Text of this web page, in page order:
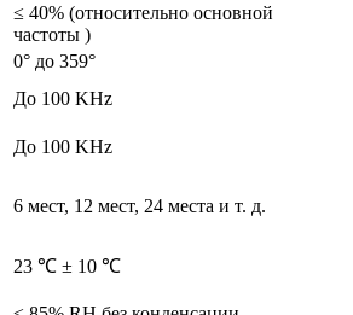
≤ 40% (относительно основной
частоты )
0° до 359°
До 100 KHz
До 100 KHz
6 мест, 12 мест, 24 места и т. д.
23 ℃ ± 10 ℃